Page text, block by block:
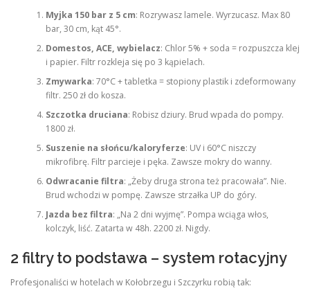
Myjka 150 bar z 5 cm: Rozrywasz lamele. Wyrzucasz. Max 80
bar, 30 cm, kąt 45°.
Domestos, ACE, wybielacz: Chlor 5% + soda = rozpuszcza klej
i papier. Filtr rozkleja się po 3 kąpielach.
Zmywarka: 70°C + tabletka = stopiony plastik i zdeformowany
filtr. 250 zł do kosza.
Szczotka druciana: Robisz dziury. Brud wpada do pompy.
1800 zł.
Suszenie na słońcu/kaloryferze: UV i 60°C niszczy
mikrofibrę. Filtr parcieje i pęka. Zawsze mokry do wanny.
Odwracanie filtra: „Żeby druga strona też pracowała”. Nie.
Brud wchodzi w pompę. Zawsze strzałka UP do góry.
Jazda bez filtra: „Na 2 dni wyjmę”. Pompa wciąga włos,
kolczyk, liść. Zatarta w 48h. 2200 zł. Nigdy.
2 filtry to podstawa – system rotacyjny
Profesjonaliści w hotelach w Kołobrzegu i Szczyrku robią tak: